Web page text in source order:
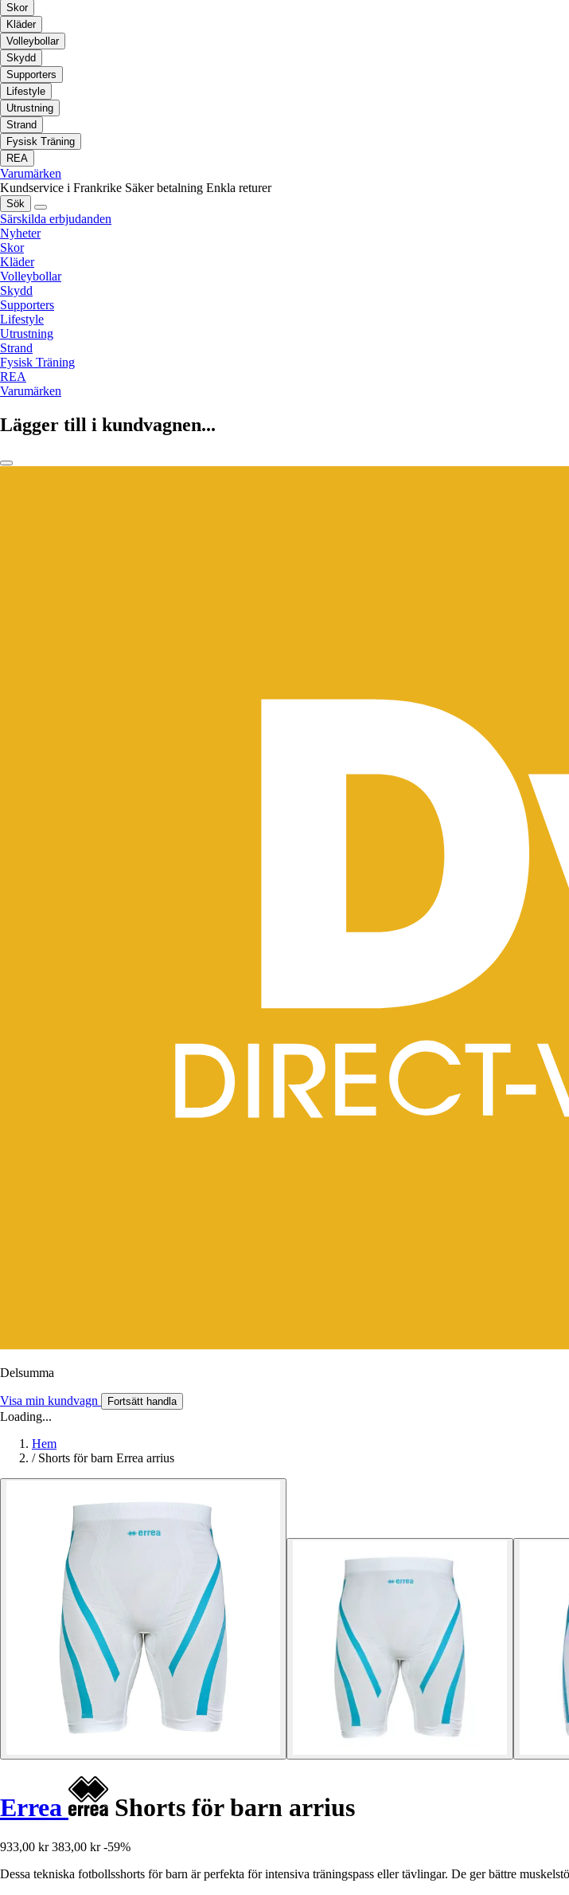
Skor
Kläder
Volleybollar
Skydd
Supporters
Lifestyle
Utrustning
Strand
Fysisk Träning
REA
Varumärken
Kundservice i Frankrike Säker betalning Enkla returer
Sök
Särskilda erbjudanden
Nyheter
Skor
Kläder
Volleybollar
Skydd
Supporters
Lifestyle
Utrustning
Strand
Fysisk Träning
REA
Varumärken
Lägger till i kundvagnen...
Delsumma
Visa min kundvagn Fortsätt handla
Loading...
Hem
/ Shorts för barn Errea arrius
Errea Shorts för barn arrius
933,00 kr 383,00 kr -59%
Dessa tekniska fotbollsshorts för barn är perfekta för intensiva träningspass eller tävlingar. De ger bättre